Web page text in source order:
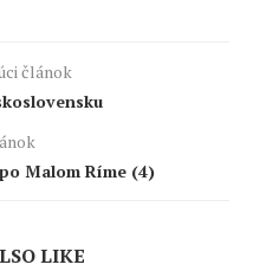
článok
Malom Ríme (4)
LIKE